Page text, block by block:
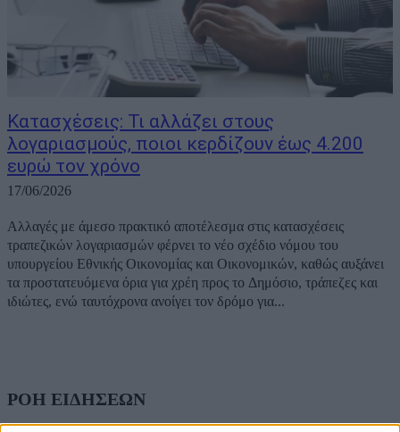
Κατασχέσεις: Τι αλλάζει στους
λογαριασμούς, ποιοι κερδίζουν έως 4.200
ευρώ τον χρόνο
17/06/2026
Αλλαγές με άμεσο πρακτικό αποτέλεσμα στις κατασχέσεις
τραπεζικών λογαριασμών φέρνει το νέο σχέδιο νόμου του
υπουργείου Εθνικής Οικονομίας και Οικονομικών, καθώς αυξάνει
τα προστατευόμενα όρια για χρέη προς το Δημόσιο, τράπεζες και
ιδιώτες, ενώ ταυτόχρονα ανοίγει τον δρόμο για...
ΡΟΗ ΕΙΔΗΣΕΩΝ